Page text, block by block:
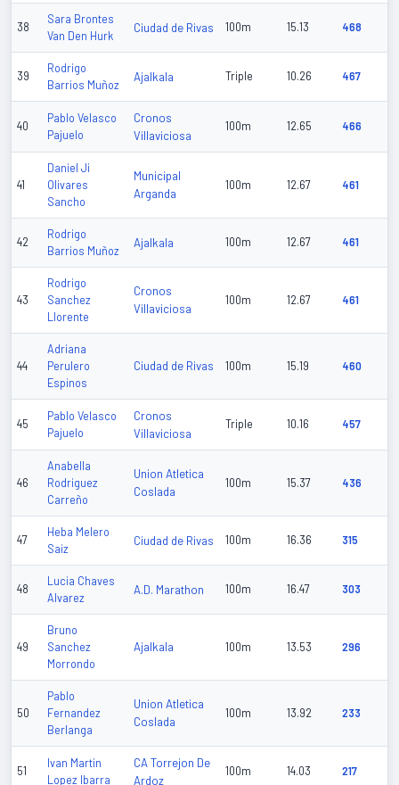
38
Sara Brontes
Van Den Hurk
Ciudad de Rivas 100m 15.13 468
39
Rodrigo
Barrios Muñoz
Ajalkala Triple 10.26 467
40
Pablo Velasco
Pajuelo
Cronos
Villaviciosa
100m 12.65 466
41
Daniel Ji
Olivares
Sancho
Municipal
Arganda
100m 12.67 461
42
Rodrigo
Barrios Muñoz
Ajalkala 100m 12.67 461
43
Rodrigo
Sanchez
Llorente
Cronos
Villaviciosa
100m 12.67 461
44
Adriana
Perulero
Espinos
Ciudad de Rivas 100m 15.19 460
45
Pablo Velasco
Pajuelo
Cronos
Villaviciosa
Triple 10.16 457
46
Anabella
Rodriguez
Carreño
Union Atletica
Coslada
100m 15.37 436
47
Heba Melero
Saiz
Ciudad de Rivas 100m 16.36 315
48
Lucia Chaves
Alvarez
A.D. Marathon 100m 16.47 303
49
Bruno
Sanchez
Morrondo
Ajalkala 100m 13.53 296
50
Pablo
Fernandez
Berlanga
Union Atletica
Coslada
100m 13.92 233
51
Ivan Martin
Lopez Ibarra
CA Torrejon De
Ardoz
100m 14.03 217